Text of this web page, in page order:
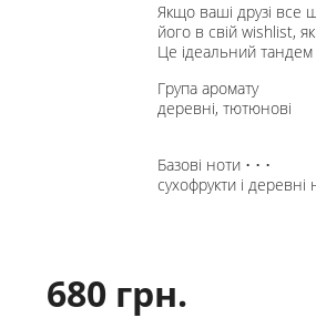
Якщо ваші друзі все
його в свій wishlist,
Це ідеальний
Група аромату
деревні, тютюнові
Базові ноти • • •
сухофрукти і деревні
680 грн.